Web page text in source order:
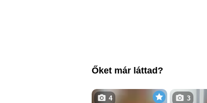
Őket már láttad?
4 3